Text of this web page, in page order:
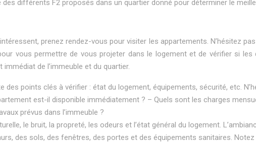
différents F2 proposés dans un quartier donné pour déterminer le
prenez rendez-vous pour visiter les appartements. N’hésitez
vous permettre de vous projeter dans le logement et de vérifier si
de l’immeuble et du quartier.
des points clés à vérifier : état du logement, équipements, sécurité, etc.
est-il disponible immédiatement ? – Quels sont les charges
prévus dans l’immeuble ?
le bruit, la propreté, les odeurs et l’état général du logement.
des sols, des fenêtres, des portes et des équipements sanitaires.